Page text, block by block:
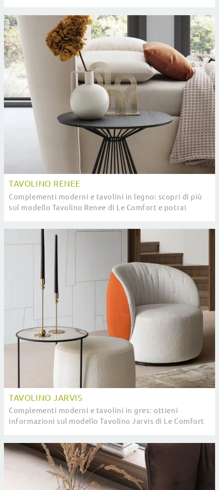
TAVOLINO RENEE
Complementi moderni e tavolini in legno: scopri di più
sul modello Tavolino Renee di Le Comfort e potrai
TAVOLINO JARVIS
Complementi moderni e tavolini in gres: ottieni
informazioni sul modello Tavolino Jarvis di Le Comfort